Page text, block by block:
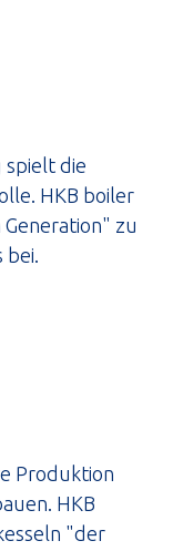
spielt die
HKB boiler
zu
bei.
Produktion
HKB
"der